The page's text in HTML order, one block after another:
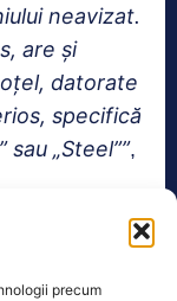
precum
neavizat.
are şi
datorate
specifică
„Steel””,
din
de